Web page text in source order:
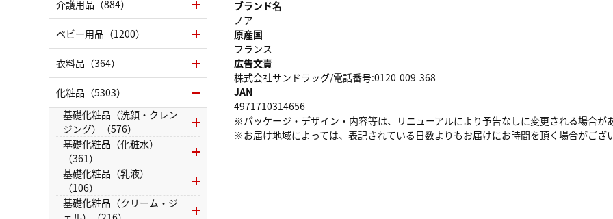
ブランド名
ノア
原産国
フランス
広告文責
株式会社サンドラッグ/電話番号:0120-009-368
JAN
4971710314656
※パッケージ・デザイン・内容等は、リニューアルにより予告なしに変更される場合が
※お届け地域によっては、表記されている日数よりもお届けにお時間を頂く場合がござ
介護用品（884）
ベビー用品（1200）
衣料品（364）
化粧品（5303）
基礎化粧品（洗顔・クレン
ジング）（576）
基礎化粧品（化粧水）
（361）
基礎化粧品（乳液）
（106）
基礎化粧品（クリーム・ジ